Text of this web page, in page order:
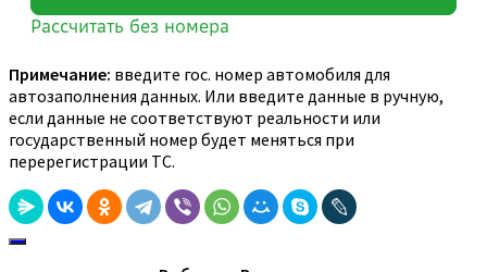
Примечание: введите гос. номер автомобиля для
автозаполнения данных. Или введите данные в ручную,
если данные не соответствуют реальности или
государственный номер будет меняться при
перерегистрации ТС.